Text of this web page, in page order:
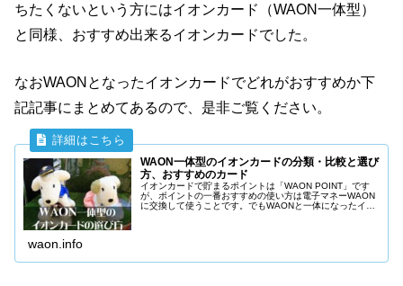
ちたくないという方にはイオンカード（WAON一体型）
と同様、おすすめ出来るイオンカードでした。
なおWAONとなったイオンカードでどれがおすすめか下
記記事にまとめてあるので、是非ご覧ください。
WAON一体型のイオンカードの分類・比較と選び
方、おすすめのカード
イオンカードで貯まるポイントは「WAON POINT」です
が、ポイントの一番おすすめの使い方は電子マネーWAON
に交換して使うことです。でもWAONと一体になったイオ
waon.info